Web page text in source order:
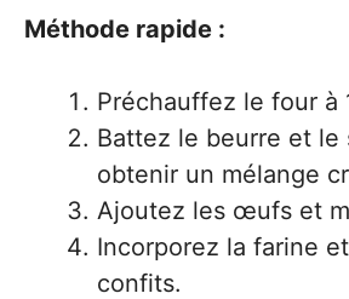
Méthode rapide :
Préchauffez le four à
Battez le beurre et le
obtenir un mélange
Ajoutez les œufs et
Incorporez la farine
confits.